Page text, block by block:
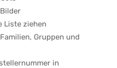
Liste ziehen
Gruppen und
in